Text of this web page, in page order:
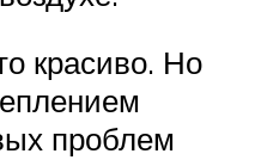
красиво. Но
проблем